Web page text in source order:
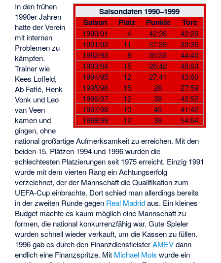
Saisondaten 1990–1999
Saison
Platz Punkte Tore
1990/91 4 42:26
42:29
1991/92
11 37:39
33:35
1992/93
8 35:33
44:40
1993/94
15 26:42
40:63
1994/95
12 27:41
43:60
1995/96
15 28
27:59
1996/97
12 38
42:52
1997/98
10 43
41:42
1998/99
12 38 54:64
In den frühen
1990er Jahren
hatte der Verein
mit internen
Problemen zu
kämpfen.
Trainer wie
Kees Loffeld,
Ab Fafié, Henk
Vonk und Leo
van Veen
kamen und
gingen, ohne
national großartige Aufmerksamkeit zu erreichen. Mit den
beiden 15. Plätzen 1994 und 1996 wurden die
schlechtesten Platzierungen seit 1975 erreicht. Einzig 1991
wurde mit dem vierten Rang ein Achtungserfolg
verzeichnet, der der Mannschaft die Qualifikation zum
UEFA-Cup einbrachte. Dort schied man allerdings bereits
in der zweiten Runde gegen Real Madridaus. Ein kleines
Budget machte es kaum möglich eine Mannschaft zu
formen, die national konkurrenzfähig war. Gute Spieler
wurden schnell wieder verkauft, um die Kassen zu füllen.
1996 gab es durch den FinanzdienstleisterAMEVdann
endlich eine Finanzspritze. Mit Michael Mols wurde ein